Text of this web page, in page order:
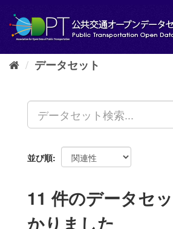
し
データセット
並び順
11 件のデータセ
かりました